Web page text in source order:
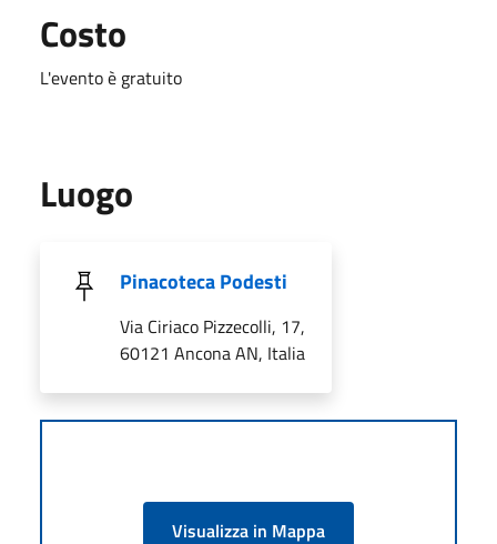
Costo
L'evento è gratuito
Luogo
Pinacoteca Podesti
Via Ciriaco Pizzecolli, 17,
60121 Ancona AN, Italia
Visualizza in Mappa